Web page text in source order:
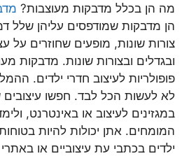
מה הן בכלל מדבקות מעוצבות?
הן מדבקות שמודפסים עליהן שלל
צורות שונות, מופעים שחוזרים על
ובגדלים ובצורות שונות. מדבקות
פופולריות לעיצוב חדרי ילדים.
לא לעשות הכל לבד. חפשו עיצובים
במגזינים לעיצוב או באינטרנט,
המומחים. אתן יכולות להיות
ילדים בכתבי עת עיצוביים או באתרי